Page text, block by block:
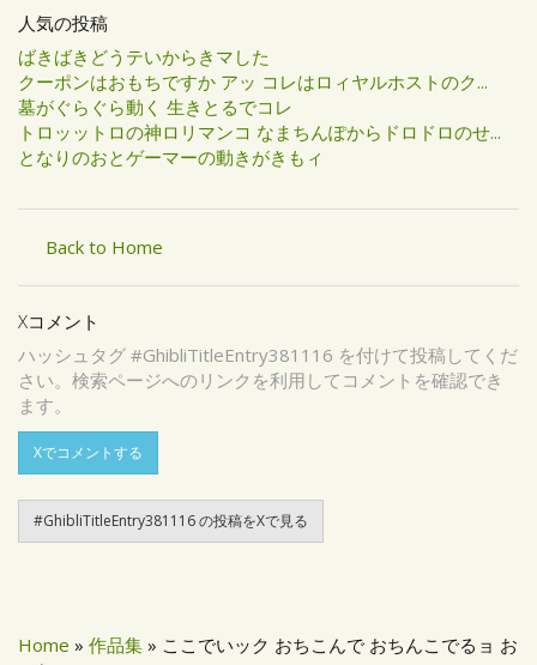
人気の投稿
ばきばきどうテいからきマした
クーポンはおもちですか アッ コレはロィヤルホストのク...
墓がぐらぐら動く 生きとるでコレ
トロッットロの神ロリマンコ なまちんぽからドロドロのせ...
となりのおとゲーマーの動きがきもィ
Back to Home
Xコメント
ハッシュタグ #GhibliTitleEntry381116 を付けて投稿してくだ
さい。検索ページへのリンクを利用してコメントを確認でき
ます。
Xでコメントする
#GhibliTitleEntry381116 の投稿をXで見る
Home » 作品集 » ここでいック おちこんで おちんこでるョ お